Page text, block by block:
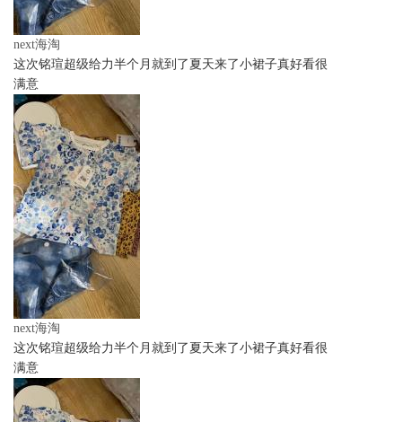
next海淘
这次铭瑄超级给力半个月就到了夏天来了小裙子真好看很
满意
next海淘
这次铭瑄超级给力半个月就到了夏天来了小裙子真好看很
满意